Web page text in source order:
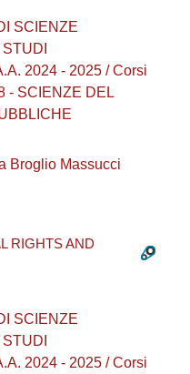
SCIENZE
2024 - 2025 / Corsi
- SCIENZE DEL
Broglio Massucci
RIGHTS AND
SCIENZE
2024 - 2025 / Corsi